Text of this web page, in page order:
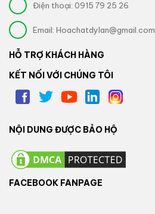
Điện thoại: 0915 79 25 26
Email: Hoachatdylan@gmail.com
HỖ TRỢ KHÁCH HÀNG
KẾT NỐI VỚI CHÚNG TÔI
NỘI DUNG ĐƯỢC BẢO HỘ
FACEBOOK FANPAGE